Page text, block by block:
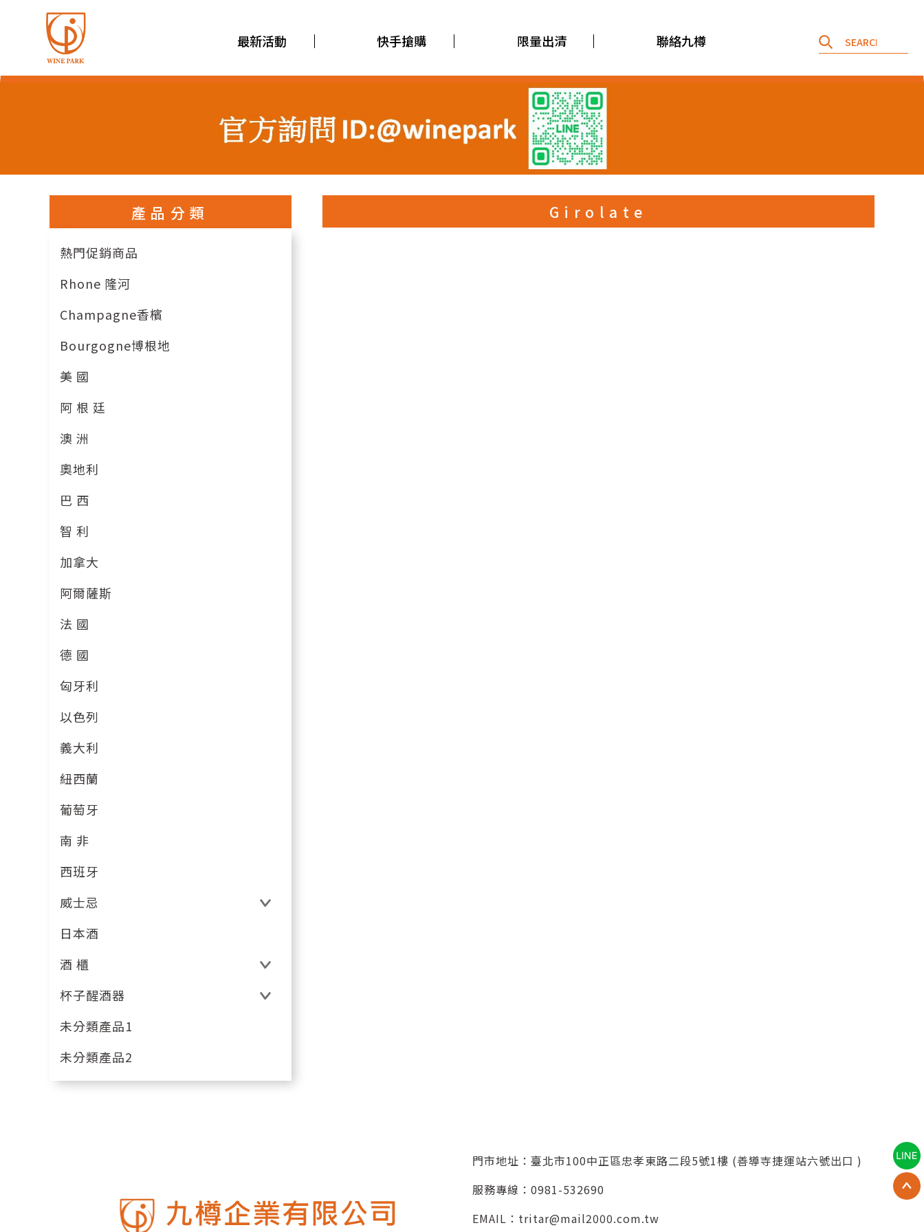
最新活動 快手搶購 限量出清 聯絡九樽
產品分類
熱門促銷商品
Rhone 隆河
Champagne香檳
Bourgogne博根地
美 國
阿 根 廷
澳 洲
奧地利
巴 西
智 利
加拿大
阿爾薩斯
法 國
德 國
匈牙利
以色列
義大利
紐西蘭
葡萄牙
南 非
西班牙
威士忌
日本酒
酒 櫃
杯子醒酒器
未分類產品1
未分類產品2
Girolate
門市地址：臺北市100中正區忠孝東路二段5號1樓 (善導寺捷運站六號出口 )
服務專線： 0981-532690
EMAIL： tritar@mail2000.com.tw